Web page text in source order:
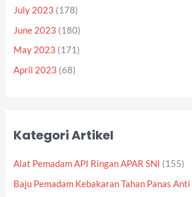
July 2023 (178)
June 2023 (180)
May 2023 (171)
April 2023 (68)
Kategori Artikel
Alat Pemadam API Ringan APAR SNI (155)
Baju Pemadam Kebakaran Tahan Panas Anti